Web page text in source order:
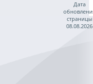
Дата
страницы
08.08.2026